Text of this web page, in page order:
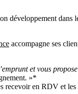
développement dans
accompagne ses
et vous
»*
recevoir en RDV et les